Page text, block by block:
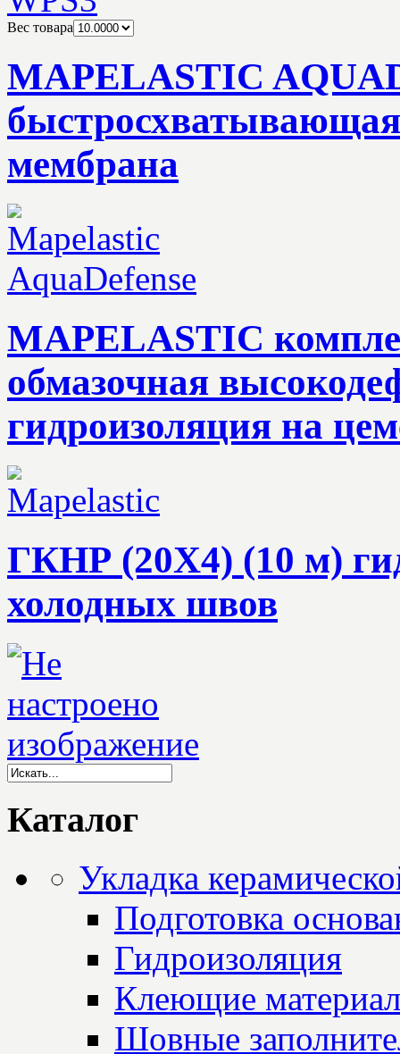
Вес товара
MAPELASTIC
мембрана
MAPELASTIC
обмазочная
гидроизоляция на
ГКНР (20X4) (10 м)
холодных швов
Каталог
Укладка
Подготовка
Гидроизоляция
Клеющие
Шовные